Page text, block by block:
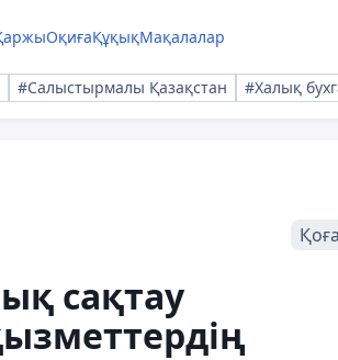
ОқиғаҚұқықМақалалар
#Салыстырмалы Қазақстан #Халық
сақтау